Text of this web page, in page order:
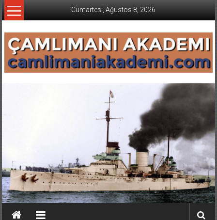
İçeriğe
geç
Cumartesi, Ağustos 8, 2026